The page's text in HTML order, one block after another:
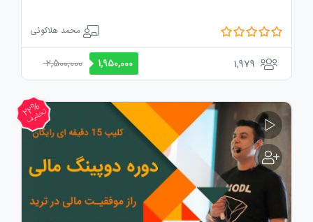
محمد هلاکوئی
1,979
2,500,000 1,950,000
22%
تخفیف